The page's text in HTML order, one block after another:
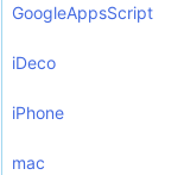
GoogleAppsScript
iDeco
iPhone
mac